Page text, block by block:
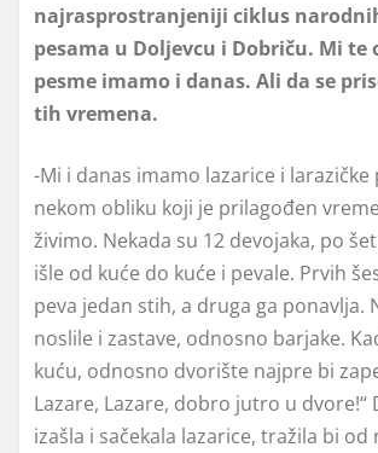
najrasprostranjeniji ciklus
pesama u Doljevcu i Dobriču. Mi te
pesme imamo i danas. Ali da se
tih vremena.
-Mi i danas imamo lazarice i larazičke
nekom obliku koji je prilagođen
živimo. Nekada su 12 devojaka, po
išle od kuće do kuće i pevale. Prvih
peva jedan stih, a druga ga ponavlja.
noslile i zastave, odnosno barjake.
kuću, odnosno dvorište najpre bi
Lazare, Lazare, dobro jutro u dvore!“
izašla i sačekala lazarice, tražila bi od